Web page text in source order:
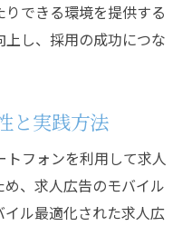
できる環境を提供する
上し、採用の成功につな
と実践方法
フォンを利用して求人
、求人広告のモバイル
ル最適化された求人広